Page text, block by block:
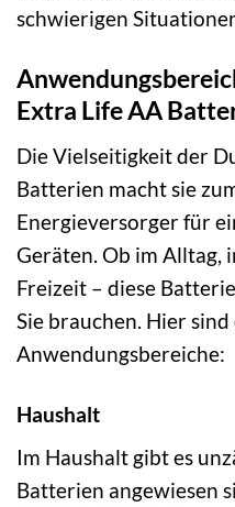
schwierigen
Extra Life AA
Die Vielseitigkeit der
Batterien macht sie
Energieversorger für
Geräten. Ob im Alltag,
Freizeit – diese
Sie brauchen. Hier
Anwendungsbereiche:
Haushalt
Im Haushalt gibt es
Batterien angewiesen